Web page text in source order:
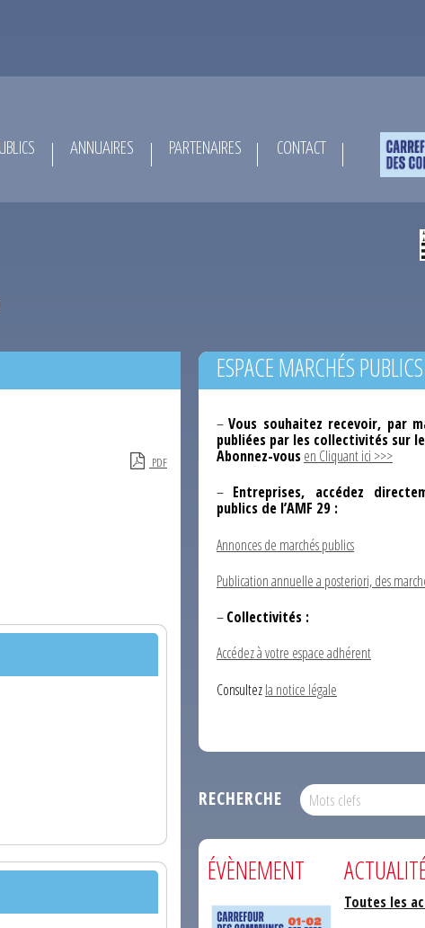
ANNUAIRES PARTENAIRES CONTACT
PDF
ESPACE MARCHÉS PUBLICS
–Vous souhaitez recevoir, par
publiées par les collectivités sur le
Abonnez-vousen Cliquant ici >>>
– Entreprises, accédez
publics de l’AMF 29 :
Annonces de marchés publics
Publication annuelle a posteriori, des
–Collectivités :
Accédez à votre espace adhérent
Consultezla notice légale
RECHERCHE
ÉVÈNEMENT
Toutes les